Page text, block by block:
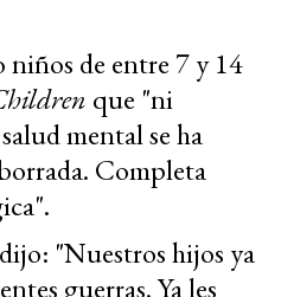
niños de entre 7 y 14
que "ni
mental se ha
Completa
"Nuestros hijos ya
guerras. Ya les